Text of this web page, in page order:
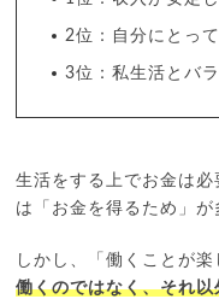
2位：自分にとっ
3位：私生活とバ
生活をする上でお金は
は「お金を得るため」が
しかし、「働くことが楽
働くのではなく、それ